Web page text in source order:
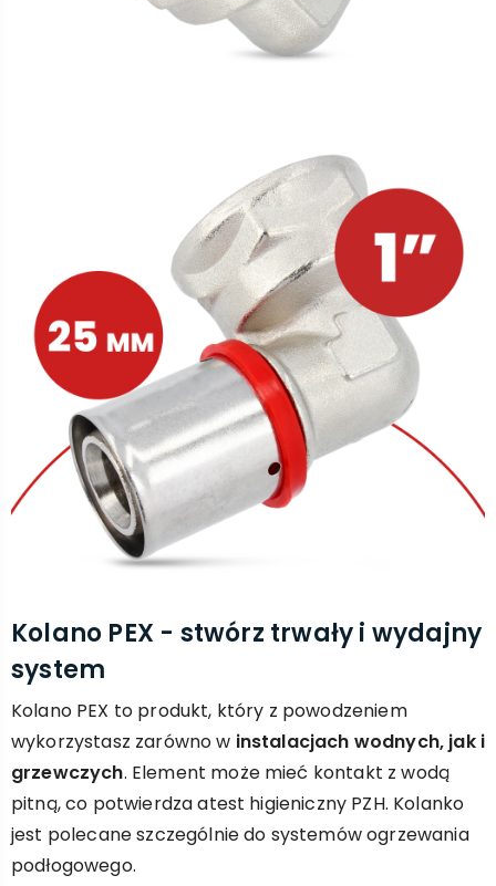
Kolano PEX - stwórz trwały i wydajny
system
Kolano PEX to produkt, który z powodzeniem
wykorzystasz zarówno w instalacjach wodnych, jak i
grzewczych. Element może mieć kontakt z wodą
pitną, co potwierdza atest higieniczny PZH. Kolanko
jest polecane szczególnie do systemów ogrzewania
podłogowego.